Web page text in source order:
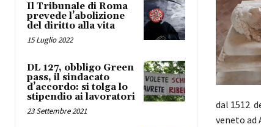
Il Tribunale di Roma
prevede l’abolizione
del diritto alla vita
15 Luglio 2022
DL 127, obbligo Green
pass, il sindacato
d’accordo: si tolga lo
stipendio ai lavoratori
23 Settembre 2021
dal 1512
veneto ad